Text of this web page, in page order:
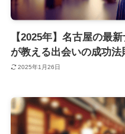
【2025年】名古屋の最
が教える出会いの成功法
2025年1月26日